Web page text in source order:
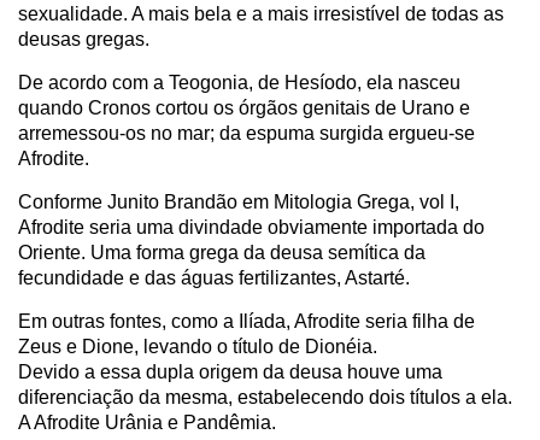
sexualidade. A mais bela e a mais irresistível de todas as
deusas gregas.
De acordo com a Teogonia, de Hesíodo, ela nasceu
quando Cronos cortou os órgãos genitais de Urano e
arremessou-os no mar; da espuma surgida ergueu-se
Afrodite.
Conforme Junito Brandão em Mitologia Grega, vol I,
Afrodite seria uma divindade obviamente importada do
Oriente. Uma forma grega da deusa semítica da
fecundidade e das águas fertilizantes, Astarté.
Em outras fontes, como a Ilíada, Afrodite seria filha de
Zeus e Dione, levando o título de Dionéia.
Devido a essa dupla origem da deusa houve uma
diferenciação da mesma, estabelecendo dois títulos a ela.
A Afrodite Urânia e Pandêmia.